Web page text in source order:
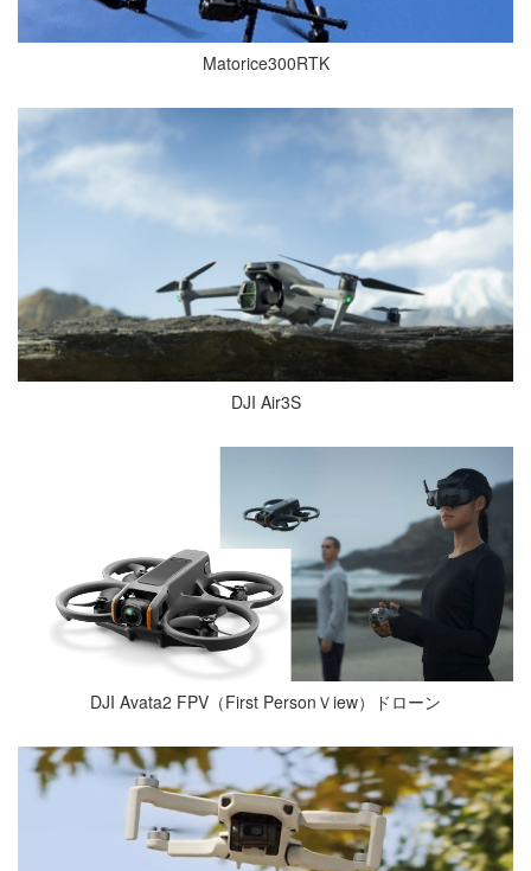
Matorice300RTK
DJI Air3S
DJI Avata2 FPV（First PersonＶiew）ドローン